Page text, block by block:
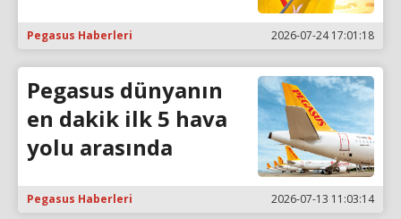
Pegasus Haberleri 2026-07-24 17:01:18
Pegasus dünyanın
en dakik ilk 5 hava
yolu arasında
Pegasus Haberleri 2026-07-13 11:03:14